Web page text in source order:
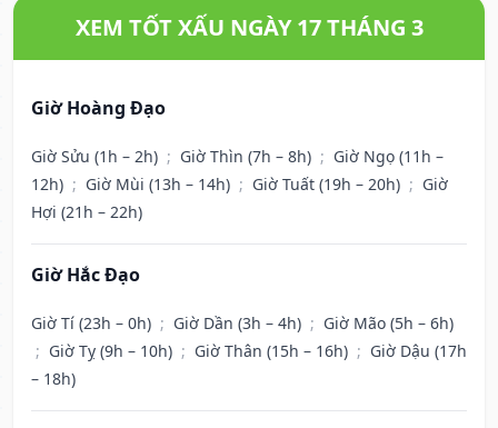
XEM TỐT XẤU NGÀY 17 THÁNG 3
Giờ Hoàng Đạo
Giờ Sửu (1h – 2h) ; Giờ Thìn (7h – 8h) ; Giờ Ngọ (11h –
12h) ; Giờ Mùi (13h – 14h) ; Giờ Tuất (19h – 20h) ; Giờ
Hợi (21h – 22h)
Giờ Hắc Đạo
Giờ Tí (23h – 0h) ; Giờ Dần (3h – 4h) ; Giờ Mão (5h – 6h)
; Giờ Tỵ (9h – 10h) ; Giờ Thân (15h – 16h) ; Giờ Dậu (17h
– 18h)